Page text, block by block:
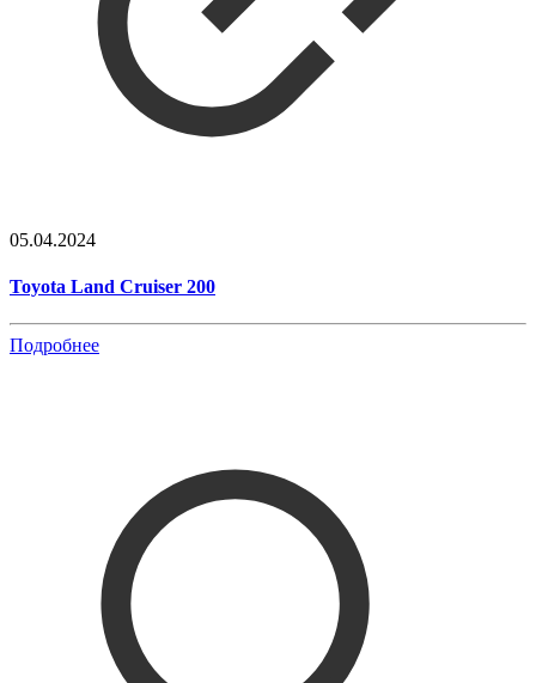
05.04.2024
Toyota Land Cruiser 200
Подробнее